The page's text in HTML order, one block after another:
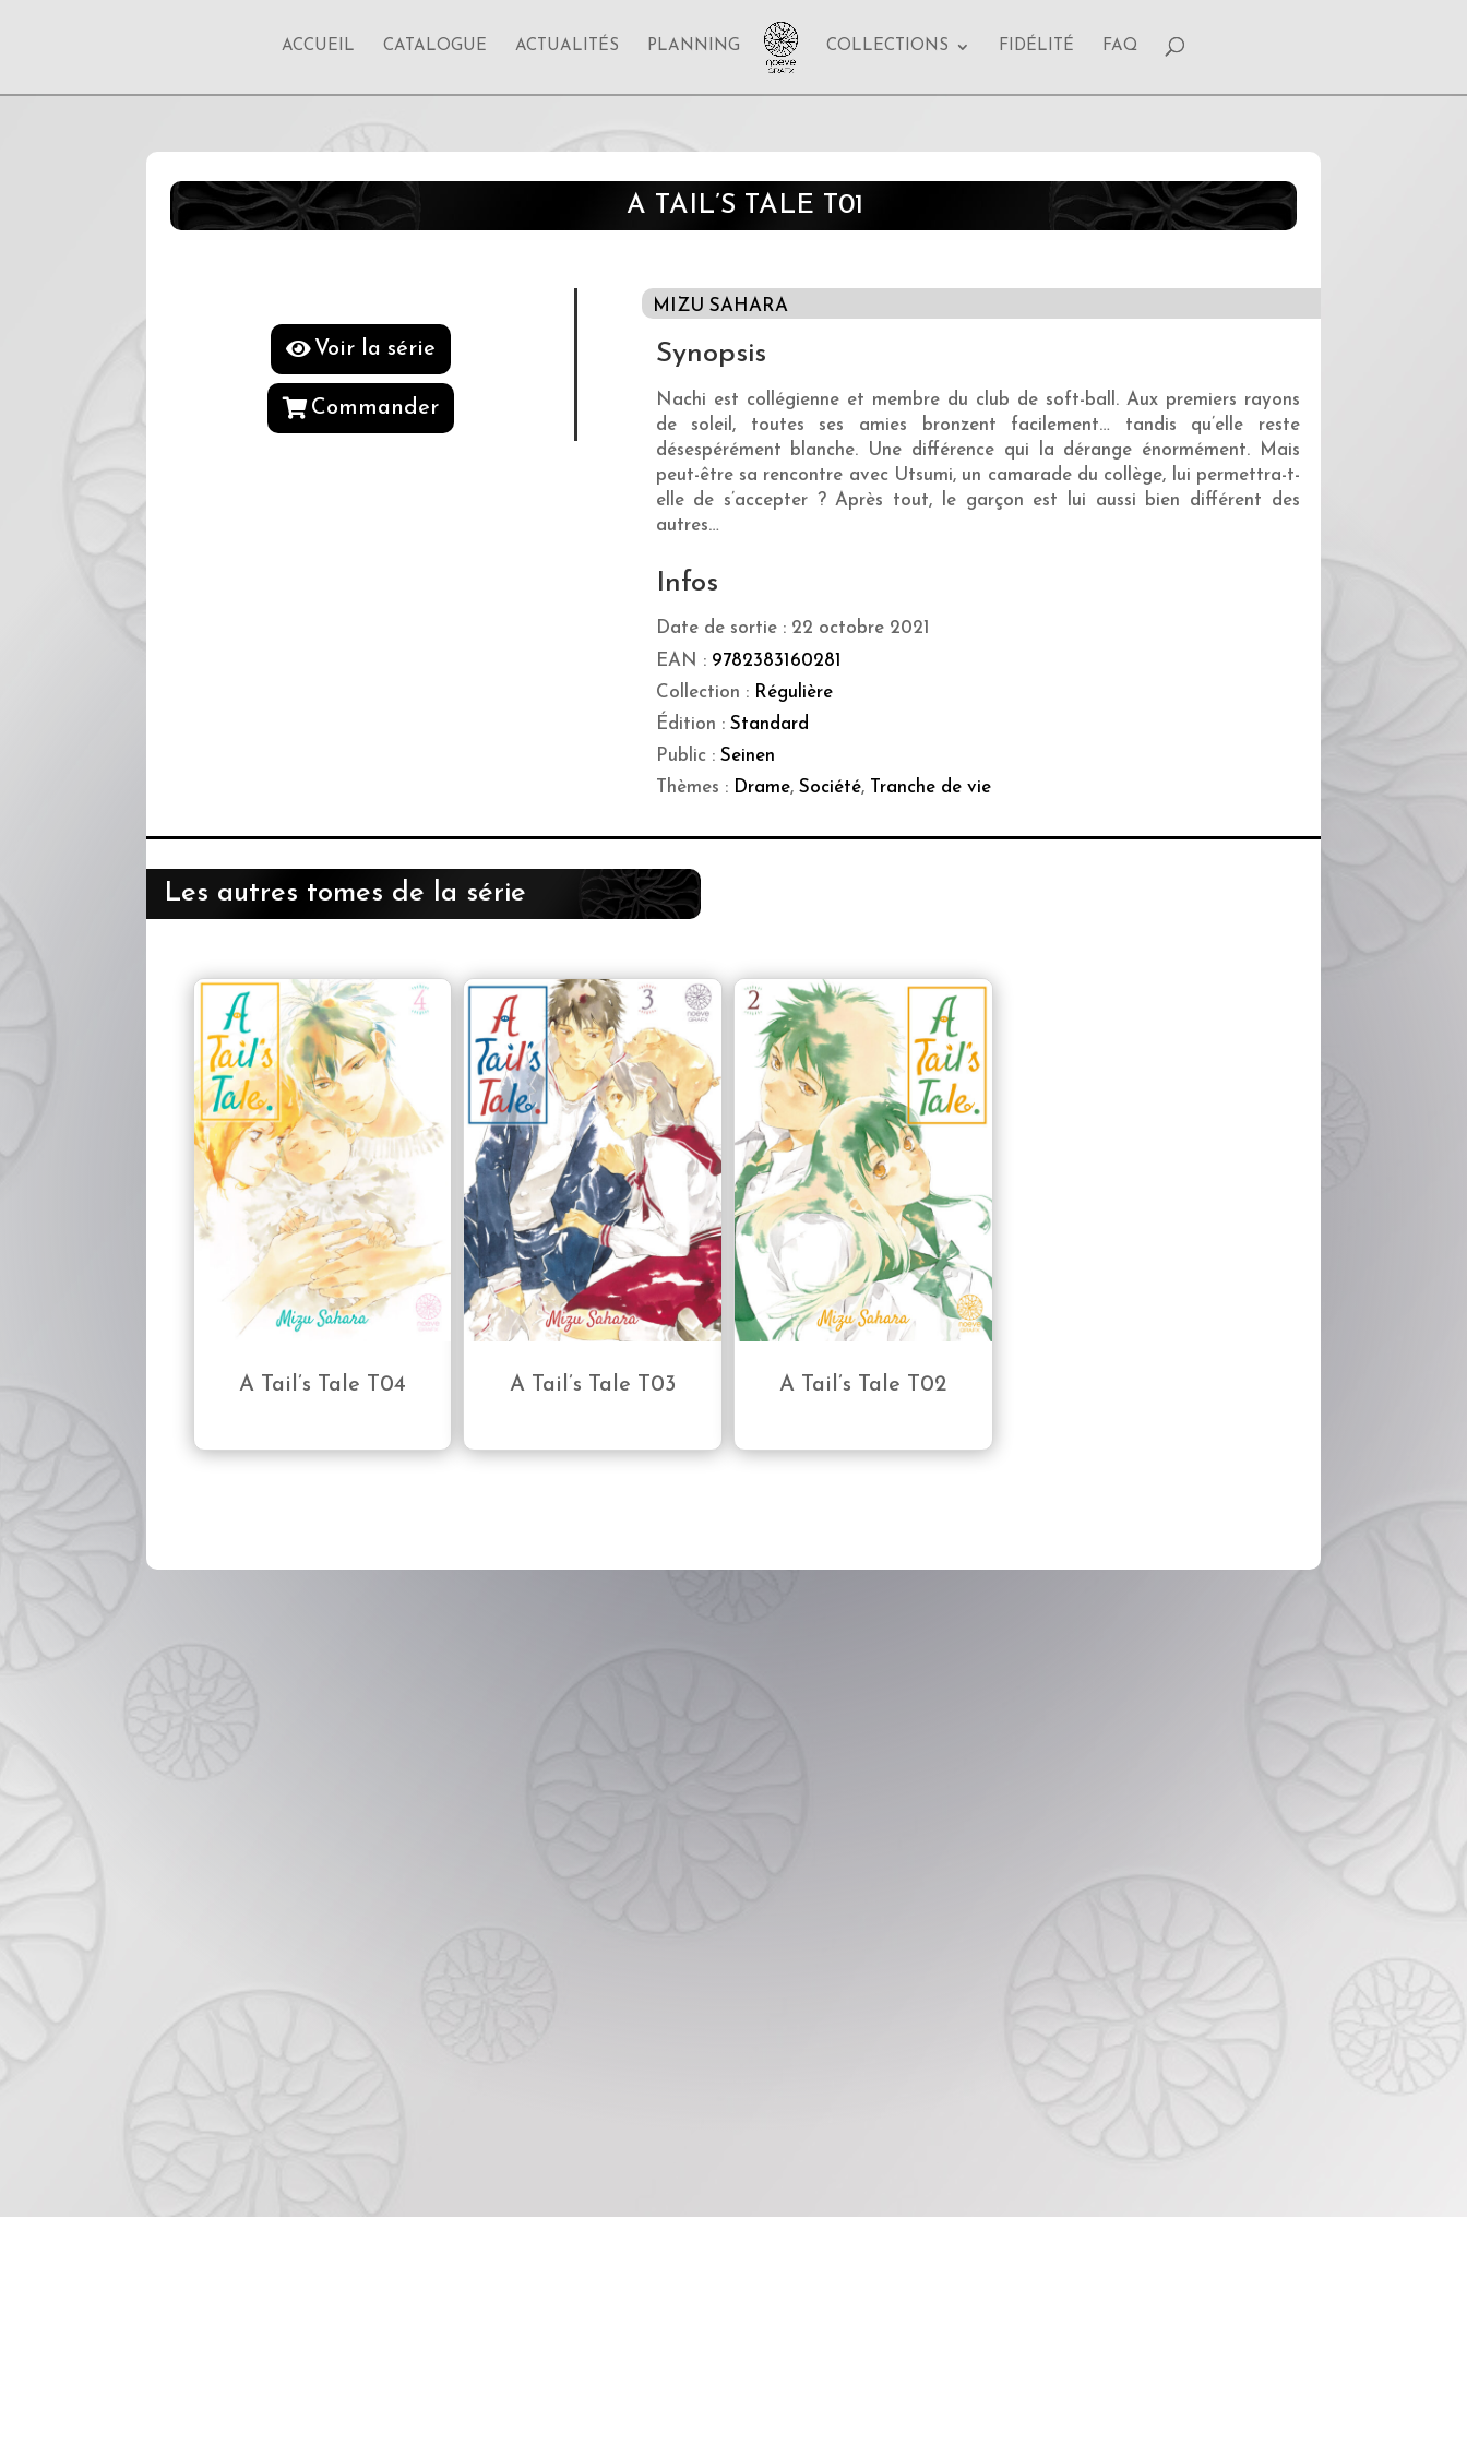
ACCUEIL CATALOGUE ACTUALITÉS PLANNING COLLECTIONS FIDÉLITÉ FAQ
A TAIL’S TALE T01
Voir la série
Commander
MIZU SAHARA
Synopsis
Nachi est collégienne et membre du club de soft-ball. Aux premiers rayons
de soleil, toutes ses amies bronzent facilement… tandis qu’elle reste
désespérément blanche. Une différence qui la dérange énormément. Mais
peut-être sa rencontre avec Utsumi, un camarade du collège, lui permettra-t-
elle de s’accepter ? Après tout, le garçon est lui aussi bien différent des
autres…
Infos
Date de sortie : 22 octobre 2021
EAN : 9782383160281
Collection : Régulière
Édition : Standard
Public : Seinen
Thèmes : Drame, Société, Tranche de vie
Les autres tomes de la série
A Tail’s Tale T04 A Tail’s Tale T03 A Tail’s Tale T02